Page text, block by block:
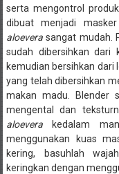
serta mengontrol
dibuat menjadi
aloeverasangat mudah.
sudah dibersihkan dari
kemudian bersihkan dari
yang telah dibersihkan
makan madu. Blender
mengental dan
aloeverakedalam
menggunakan kuas
kering, basuhlah
keringkan dengan